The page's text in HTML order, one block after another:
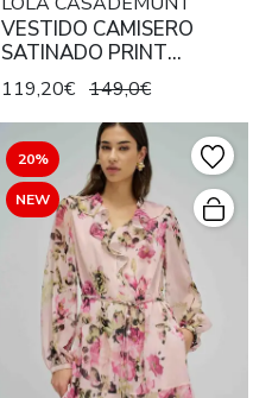
VESTIDO CAMISERO
SATINADO PRINT
MULTIRAYAS CRUDO
MULTICOLOR
119,20€ 149,0€
20%
NEW